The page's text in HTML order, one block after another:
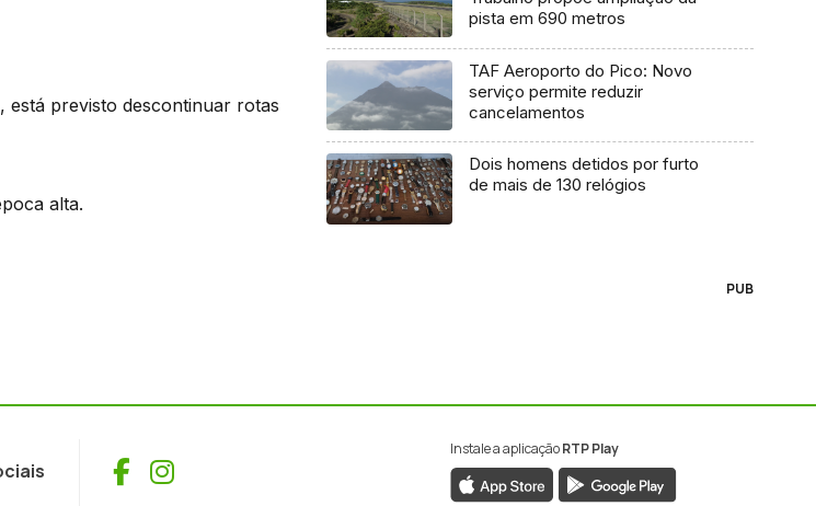
previsto descontinuar rotas
alta.
pista em 690 metros
TAF Aeroporto do Pico: Novo
serviço permite reduzir
cancelamentos
Dois homens detidos por furto
de mais de 130 relógios
PUB
Facebook
Instagram
Instale a aplicaçãoRTP Play